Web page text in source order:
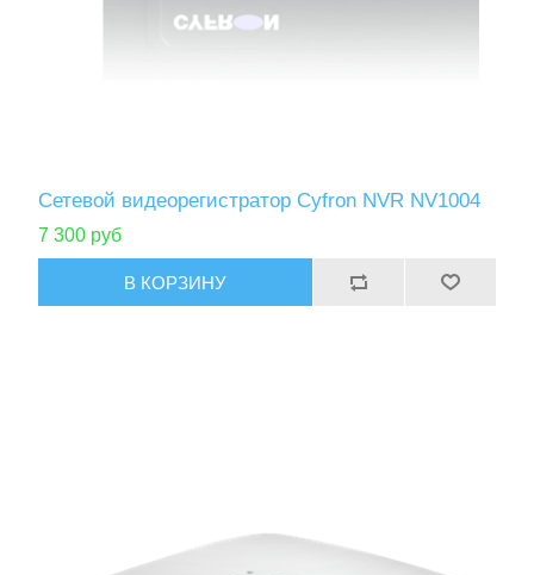
Cетевой видеорегистратор Cyfron NVR NV1004
7 300 руб